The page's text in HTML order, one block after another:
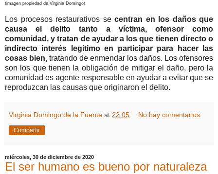
(imagen propiedad de Virginia Domingo)
Los procesos restaurativos se centran en los daños que
causa el delito tanto a víctima, ofensor como
comunidad, y tratan de ayudar a los que tienen directo o
indirecto interés legitimo en participar para hacer las
cosas bien, tratando de enmendar los daños. Los ofensores
son los que tienen la obligación de mitigar el daño, pero la
comunidad es agente responsable en ayudar a evitar que se
reproduzcan las causas que originaron el delito.
Virginia Domingo de la Fuente at 22:05 No hay comentarios:
Compartir
miércoles, 30 de diciembre de 2020
El ser humano es bueno por naturaleza